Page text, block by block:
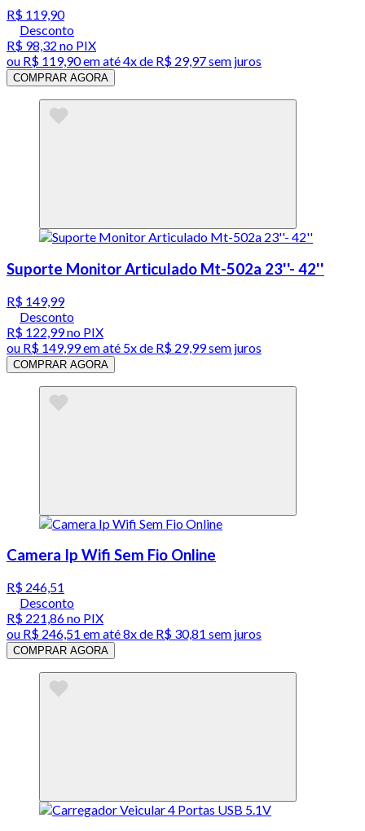
R$ 119,90
Desconto
R$ 98,32 no PIX
ou R$ 119,90em até4x de R$ 29,97 sem juros
COMPRAR AGORA
Suporte Monitor Articulado Mt-502a 23''- 42''
R$ 149,99
Desconto
R$ 122,99no PIX
ou R$ 149,99em até 5x de R$ 29,99 sem juros
COMPRAR AGORA
Camera Ip Wifi Sem Fio Online
R$ 246,51
Desconto
R$ 221,86no PIX
ou R$ 246,51 em até8x de R$ 30,81 sem juros
COMPRAR AGORA